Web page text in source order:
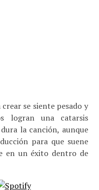
se siente pesado y
logran una catarsis
la canción, aunque
para que suene
en un éxito dentro de